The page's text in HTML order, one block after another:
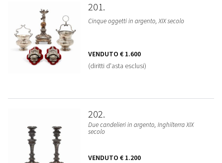
201
Cinque oggetti in argento, XIX secolo
VENDUTO € 1.600
(diritti d'asta esclusi)
202
Due candelieri in argento, Inghilterra XIX
secolo
VENDUTO € 1.200